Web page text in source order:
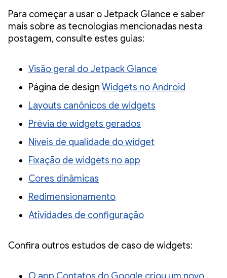
Para começar a usar o Jetpack Glance e saber
mais sobre as tecnologias mencionadas nesta
postagem, consulte estes guias:
Visão geral do Jetpack Glance
Página de design Widgets no Android
Layouts canônicos de widgets
Prévia de widgets gerados
Níveis de qualidade do widget
Fixação de widgets no app
Cores dinâmicas
Redimensionamento
Atividades de configuração
Confira outros estudos de caso de widgets: